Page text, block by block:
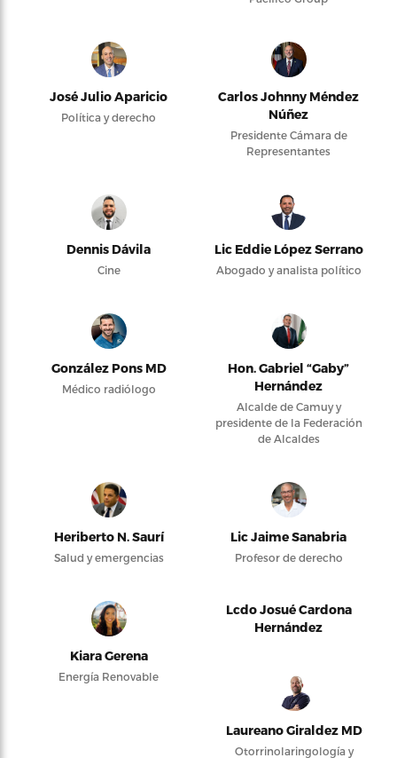
José Julio Aparicio
Política y derecho
Carlos Johnny Méndez
Núñez
Presidente Cámara de
Representantes
Dennis Dávila
Cine
Lic Eddie López Serrano
Abogado y analista político
González Pons MD
Médico radiólogo
Hon. Gabriel “Gaby”
Hernández
Alcalde de Camuy y
presidente de la Federación
de Alcaldes
Heriberto N. Saurí
Salud y emergencias
Lic Jaime Sanabria
Profesor de derecho
Kiara Gerena
Energía Renovable
Lcdo Josué Cardona
Hernández
Laureano Giraldez MD
Otorrinolaringología y